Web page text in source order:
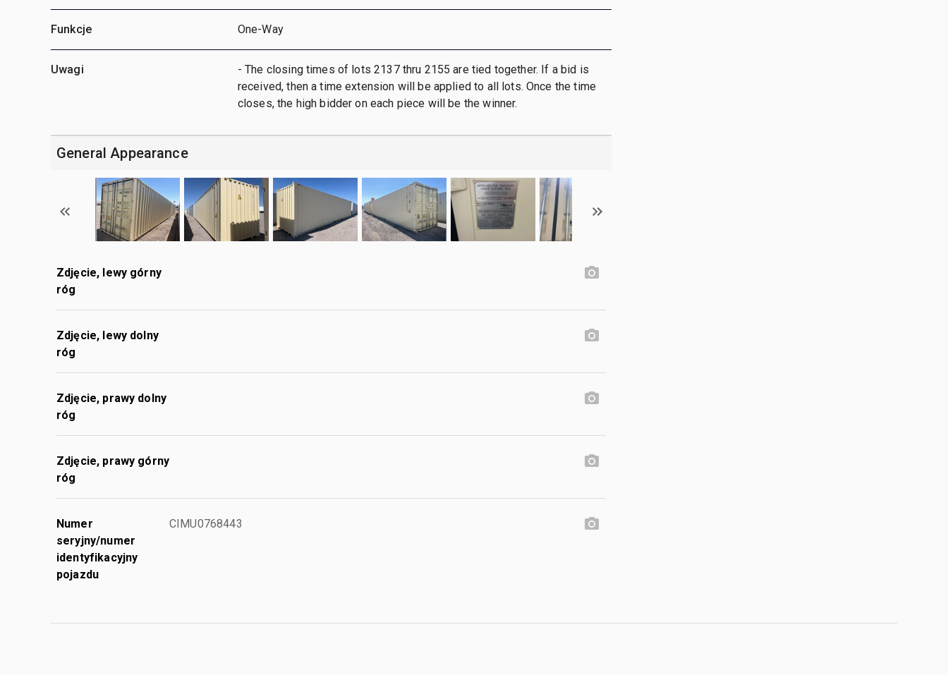
Funkcje One-Way
Uwagi
- The closing times of lots 2137 thru 2155 are tied together. If a bid is
received, then a time extension will be applied to all lots. Once the time
closes, the high bidder on each piece will be the winner.
General Appearance
Zdjęcie, lewy górny
róg
Zdjęcie, lewy dolny
róg
Zdjęcie, prawy dolny
róg
Zdjęcie, prawy górny
róg
Numer
seryjny/numer
identyfikacyjny
pojazdu
CIMU0768443